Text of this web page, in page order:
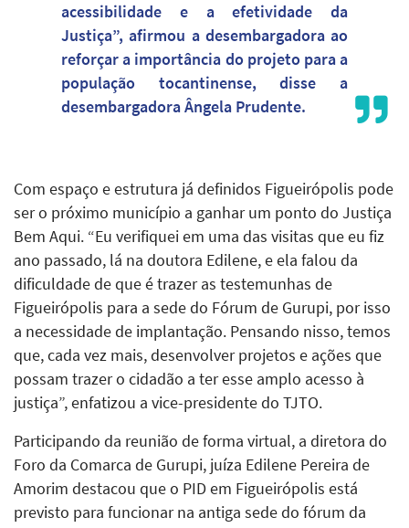
acessibilidade e a efetividade da
Justiça”, afirmou a desembargadora ao
reforçar a importância do projeto para a
população tocantinense, disse a
desembargadora Ângela Prudente.
Com espaço e estrutura já definidos Figueirópolis pode
ser o próximo município a ganhar um ponto do Justiça
Bem Aqui. “Eu verifiquei em uma das visitas que eu fiz
ano passado, lá na doutora Edilene, e ela falou da
dificuldade de que é trazer as testemunhas de
Figueirópolis para a sede do Fórum de Gurupi, por isso
a necessidade de implantação. Pensando nisso, temos
que, cada vez mais, desenvolver projetos e ações que
possam trazer o cidadão a ter esse amplo acesso à
justiça”, enfatizou a vice-presidente do TJTO.
Participando da reunião de forma virtual, a diretora do
Foro da Comarca de Gurupi, juíza Edilene Pereira de
Amorim destacou que o PID em Figueirópolis está
previsto para funcionar na antiga sede do fórum da